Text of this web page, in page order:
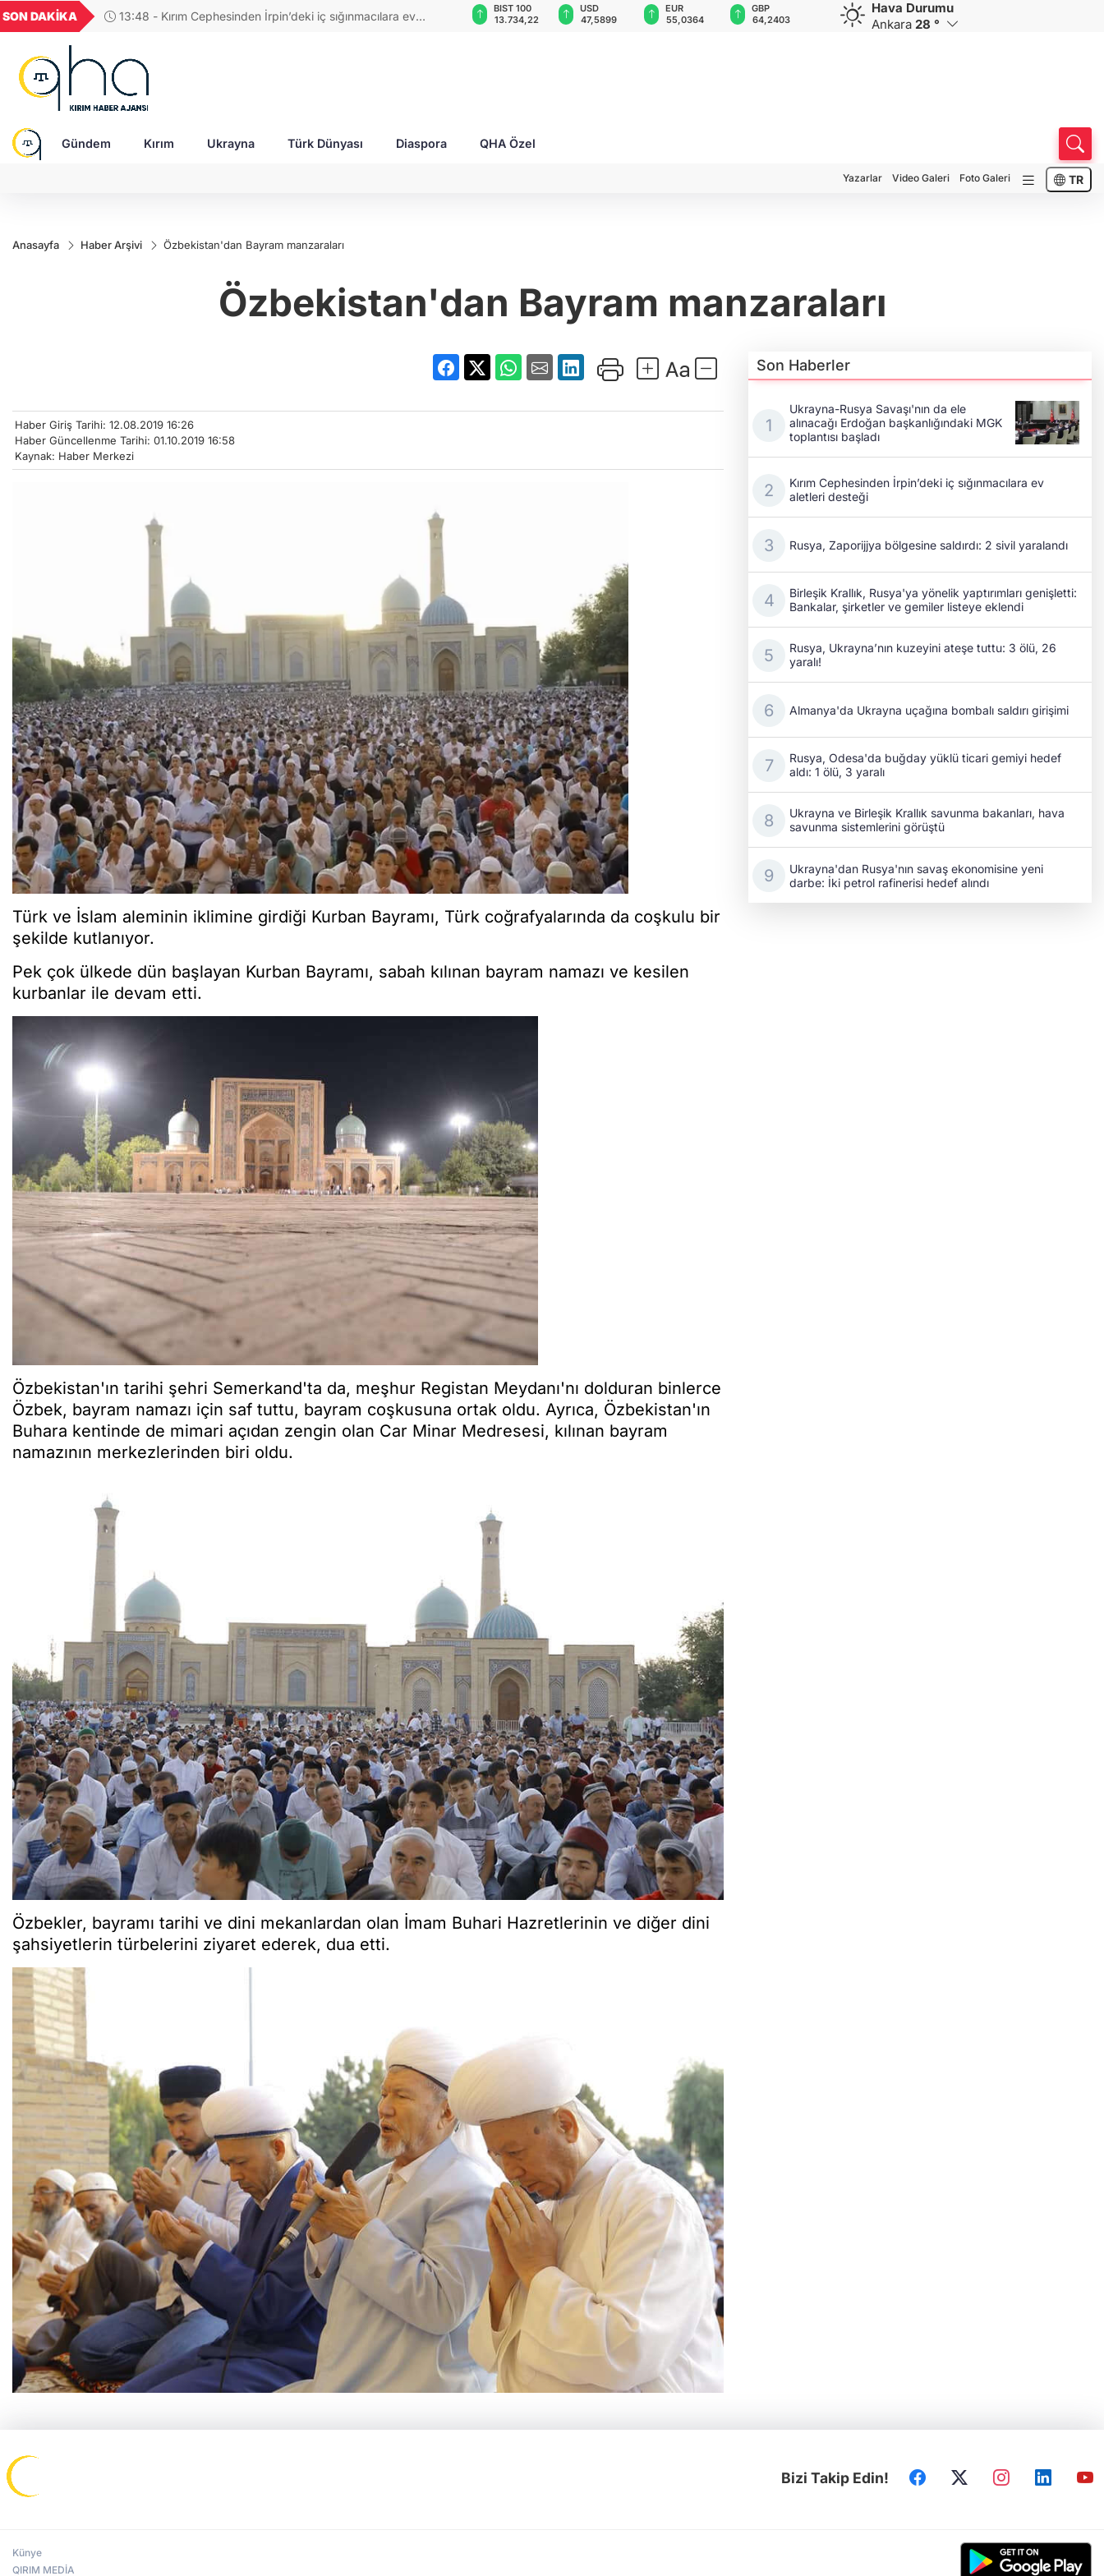
SON DAKİKA
13:48 - Kırım Cephesinden İrpin’deki iç sığınmacılara ev
GEL
18,1988
16,2312
28,0626
0,0018
6.490,23
BIST 100
13.734,22
USD
47,5899
EUR
55,0364
GBP
64,2403
CHF
58,7530
CAD
33,9613
Hava Durumu
Ankara 28 °
Gündem Kırım Ukrayna Türk Dünyası Diaspora QHA Özel
Yazarlar Video Galeri Foto Galeri TR
Anasayfa Haber Arşivi Özbekistan'dan Bayram manzaraları
Özbekistan'dan Bayram manzaraları
Haber Giriş Tarihi: 12.08.2019 16:26
Haber Güncellenme Tarihi: 01.10.2019 16:58
Kaynak: Haber Merkezi
Türk ve İslam aleminin iklimine girdiği Kurban Bayramı, Türk coğrafyalarında da coşkulu bir
şekilde kutlanıyor.
Pek çok ülkede dün başlayan Kurban Bayramı, sabah kılınan bayram namazı ve kesilen
kurbanlar ile devam etti.
Özbekistan'ın tarihi şehri Semerkand'ta da, meşhur Registan Meydanı'nı dolduran binlerce
Özbek, bayram namazı için saf tuttu, bayram coşkusuna ortak oldu. Ayrıca, Özbekistan'ın
Buhara kentinde de mimari açıdan zengin olan Car Minar Medresesi, kılınan bayram
namazının merkezlerinden biri oldu.
Özbekler, bayramı tarihi ve dini mekanlardan olan İmam Buhari Hazretlerinin ve diğer dini
şahsiyetlerin türbelerini ziyaret ederek, dua etti.
Son Haberler
Ukrayna-Rusya Savaşı'nın da ele
alınacağı Erdoğan başkanlığındaki MGK
toplantısı başladı
Kırım Cephesinden İrpin’deki iç sığınmacılara ev
aletleri desteği
Rusya, Zaporijjya bölgesine saldırdı: 2 sivil yaralandı
Birleşik Krallık, Rusya'ya yönelik yaptırımları genişletti:
Bankalar, şirketler ve gemiler listeye eklendi
Rusya, Ukrayna’nın kuzeyini ateşe tuttu: 3 ölü, 26
yaralı!
Almanya'da Ukrayna uçağına bombalı saldırı girişimi
Rusya, Odesa'da buğday yüklü ticari gemiyi hedef
aldı: 1 ölü, 3 yaralı
Ukrayna ve Birleşik Krallık savunma bakanları, hava
savunma sistemlerini görüştü
Ukrayna'dan Rusya'nın savaş ekonomisine yeni
darbe: İki petrol rafinerisi hedef alındı
Bizi Takip Edin!
Künye
QIRIM MEDİA